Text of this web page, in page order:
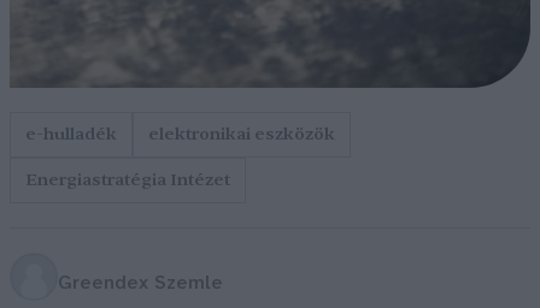
e-hulladék
elektronikai eszközök
Energiastratégia Intézet
Greendex Szemle